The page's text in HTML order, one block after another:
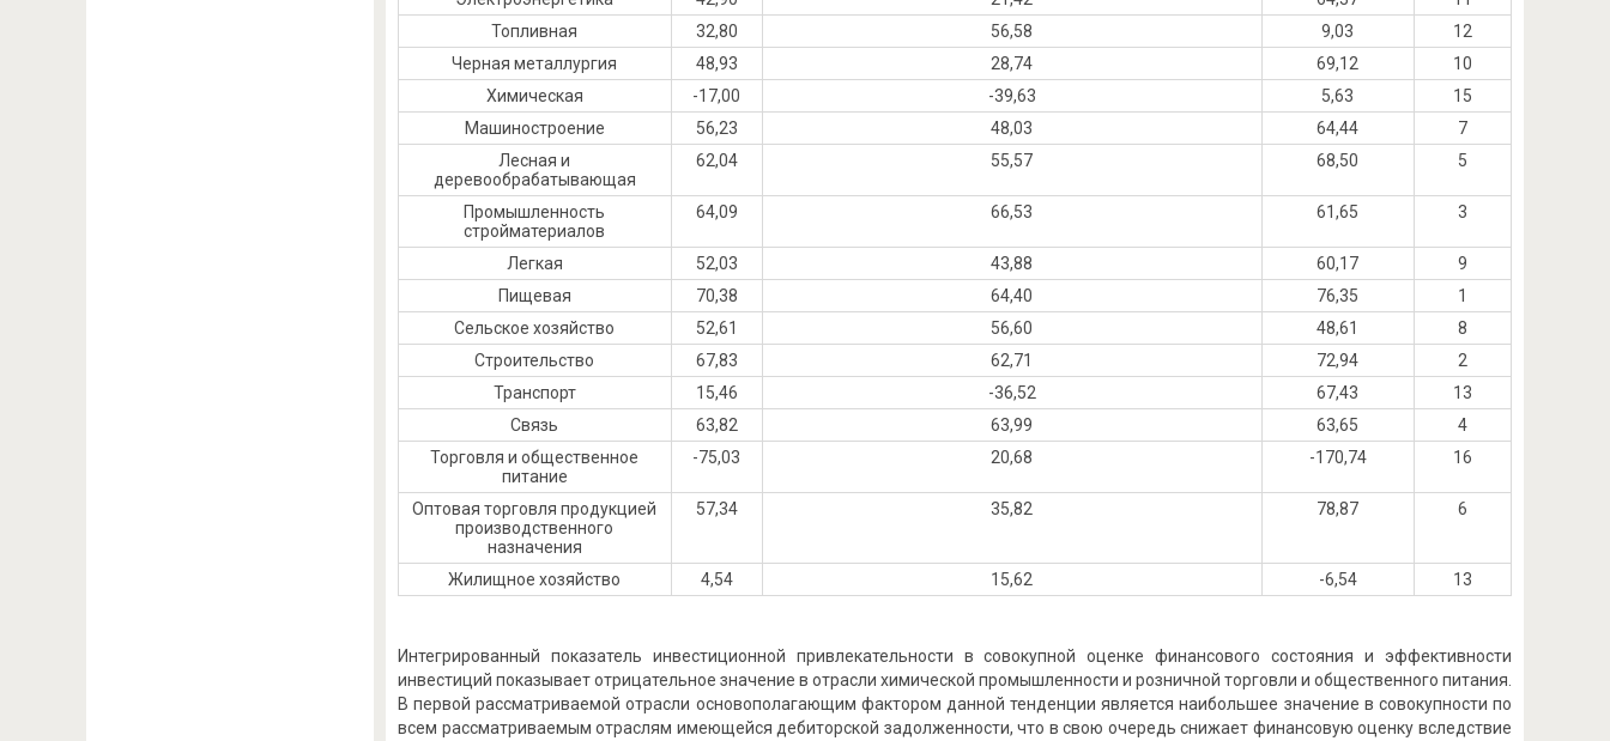
Топливная
32,80 56,58 9,03
12
Черная металлургия
48,93 28,74 69,12
10
Химическая
-17,00 -39,63 5,63
15
Машиностроение
56,23 48,03 64,44
7
Лесная и
деревообрабатывающая
62,04 55,57 68,50 5
Промышленность
стройматериалов
64,09 66,53 61,65 3
Легкая 52,03 43,88 60,17
9
Пищевая
70,38 64,40 76,35
1
Сельское хозяйство
52,61 56,60 48,61
8
Строительство
67,83 62,71 72,94
2
Транспорт
15,46 -36,52 67,43
13
Связь
63,82 63,99 63,65
4
Торговля и общественное
питание
-75,03 20,68 -170,74 16
Оптовая торговля продукцией
производственного
назначения
57,34 35,82 78,87 6
Жилищное хозяйство 4,54 15,62 -6,54 13
Интегрированный показатель инвестиционной привлекательности в совокупной оценке финансового состояния и эффективности
инвестиций показывает отрицательное значение в отрасли химической промышленности и розничной торговли и общественного питания.
В первой рассматриваемой отрасли основополагающим фактором данной тенденции является наибольшее значение в совокупности по
всем рассматриваемым отраслям имеющейся дебиторской задолженности, что в свою очередь снижает финансовую оценку вследствие